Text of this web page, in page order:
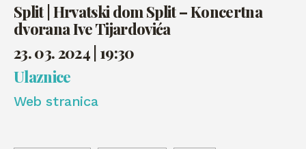
Split | Hrvatski dom Split – Koncertna
dvorana Ive Tijardovića
23. 03. 2024 | 19:30
Ulaznice
Web stranica